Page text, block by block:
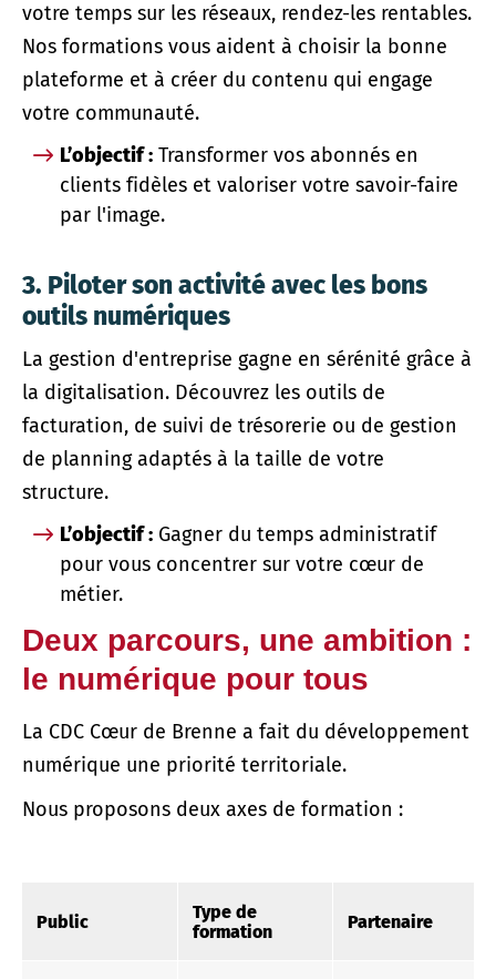
votre temps sur les réseaux, rendez-les rentables.
Nos formations vous aident à choisir la bonne
plateforme et à créer du contenu qui engage
votre communauté.
L’objectif : Transformer vos abonnés en
clients fidèles et valoriser votre savoir-faire
par l'image.
3. Piloter son activité avec les bons
outils numériques
La gestion d'entreprise gagne en sérénité grâce à
la digitalisation. Découvrez les outils de
facturation, de suivi de trésorerie ou de gestion
de planning adaptés à la taille de votre
structure.
L’objectif : Gagner du temps administratif
pour vous concentrer sur votre cœur de
métier.
Deux parcours, une ambition :
le numérique pour tous
La CDC Cœur de Brenne a fait du développement
numérique une priorité territoriale.
Nous proposons deux axes de formation :
Public
Type de
formation
Partenaire